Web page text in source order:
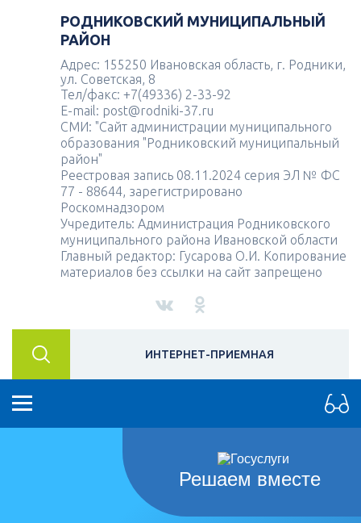
РОДНИКОВСКИЙ МУНИЦИПАЛЬНЫЙ
РАЙОН
Адрес: 155250 Ивановская область, г. Родники,
ул. Советская, 8
Тел/факс: +7(49336) 2-33-92
E-mail: post@rodniki-37.ru
СМИ: "Сайт администрации муниципального
образования "Родниковский муниципальный
район"
Реестровая запись 08.11.2024 серия ЭЛ № ФС
77 - 88644, зарегистрировано
Роскомнадзором
Учредитель: Администрация Родниковского
муниципального района Ивановской области
Главный редактор: Гусарова О.И. Копирование
материалов без ссылки на сайт запрещено
ИНТЕРНЕТ-ПРИЕМНАЯ
Решаем вместе